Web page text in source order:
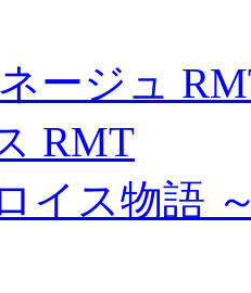
ージュ
RMT
イス物語